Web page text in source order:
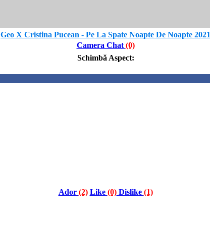
Geo X Cristina Pucean - Pe La Spate Noapte De Noapte 2021
Camera Chat(0)
Schimbă Aspect:
Ador (2) Like (0)Dislike (1)